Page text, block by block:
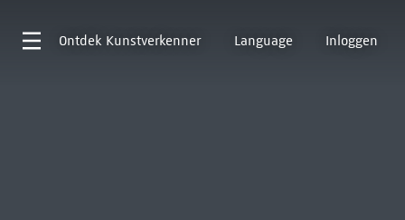
Ontdek Kunstverkenner Language Inloggen